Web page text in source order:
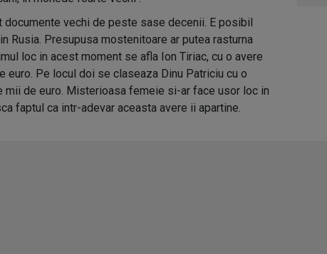
documente vechi de peste sase decenii. E posibil
Rusia. Presupusa mostenitoare ar putea rasturna
loc in acest moment se afla Ion Tiriac, cu o avere
euro. Pe locul doi se claseaza Dinu Patriciu cu o
mii de euro. Misterioasa femeie si-ar face usor loc in
faptul ca intr-adevar aceasta avere ii apartine.